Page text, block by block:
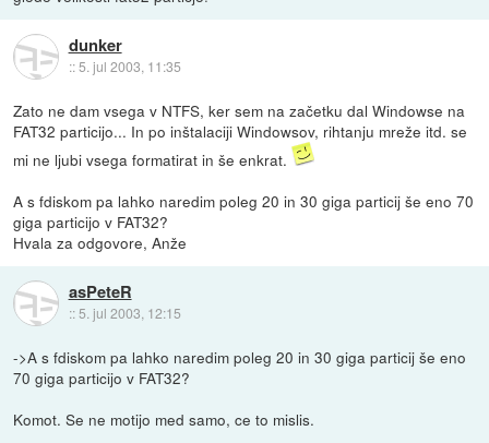
dunker
::5. jul 2003, 11:35
Zato ne dam vsega v NTFS, ker sem na začetku dal Windowse na
FAT32 particijo... In po inštalaciji Windowsov, rihtanju mreže itd. se
mi ne ljubi vsega formatirat in še enkrat.
A s fdiskom pa lahko naredim poleg 20 in 30 giga particij še eno 70
giga particijo v FAT32?
Hvala za odgovore, Anže
asPeteR
:: 5. jul 2003, 12:15
->A s fdiskom pa lahko naredim poleg 20 in 30 giga particij še eno
70 giga particijo v FAT32?
Komot. Se ne motijo med samo, ce to mislis.